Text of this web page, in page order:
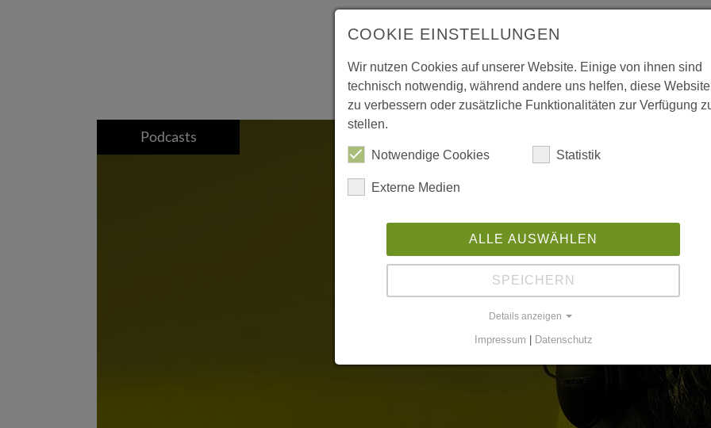
Mehr aus dieser Rubrik
Podcasts
COOKIE EINSTELLUNGEN
Wir nutzen Cookies auf unserer Website. Einige von ihnen sind
technisch notwendig, während andere uns helfen, diese Website
zu verbessern oder zusätzliche Funktionalitäten zur Verfügung
stellen.
Notwendige Cookies Statistik
Externe Medien
ALLE AUSWÄHLEN
SPEICHERN
Details anzeigen
Impressum Datenschutz